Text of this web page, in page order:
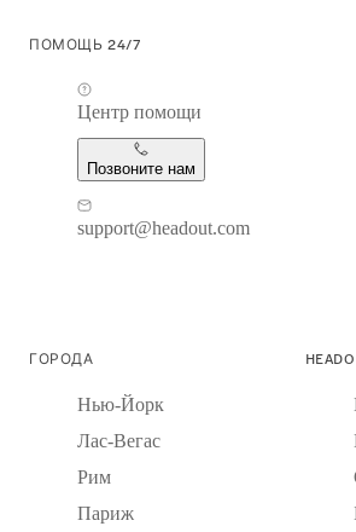
ПОМОЩЬ 24/7
Центр помощи
Позвоните нам
support@headout.com
ГОРОДА
Нью-Йорк
Лас-Вегас
Рим
Париж